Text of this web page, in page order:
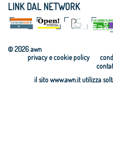
Premi
Architetto/a
italiano/a e
talento 2022
Architetto/a
Premi
Architetto
dell’anno e
talento 2017
Premio
LINK DAL NETWORK
© 2026 awn
privacy e cookie policy
il sito www.awn.it utilizza